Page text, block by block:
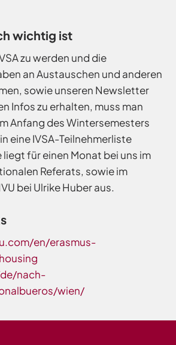
wichtig ist
zu werden und die
an Austauschen und anderen
sowie unseren Newsletter
Infos zu erhalten, muss man
Anfang des Wintersemesters
eine IVSA-Teilnehmerliste
für einen Monat bei uns im
Referats, sowie im
bei Ulrike Huber aus.
en/erasmus-
nach-
wien/